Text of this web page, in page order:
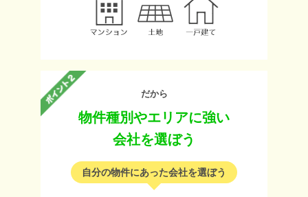
だから
物件種別やエリアに強い
会社を選ぼう
自分の物件にあった会社を選ぼう